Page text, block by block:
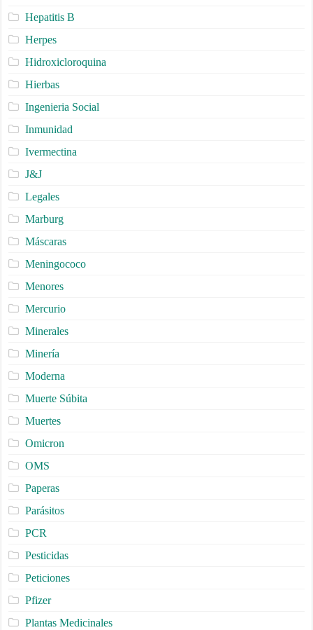
Hepatitis B
Herpes
Hidroxicloroquina
Hierbas
Ingenieria Social
Inmunidad
Ivermectina
J&J
Legales
Marburg
Máscaras
Meningococo
Menores
Mercurio
Minerales
Minería
Moderna
Muerte Súbita
Muertes
Omicron
OMS
Paperas
Parásitos
PCR
Pesticidas
Peticiones
Pfizer
Plantas Medicinales